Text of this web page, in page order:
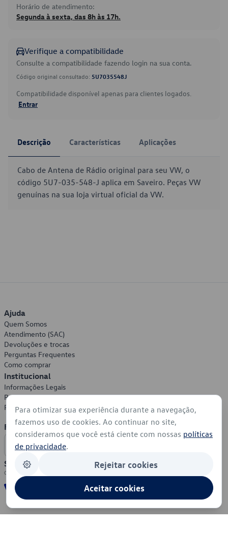
Horário de atendimento:
Segunda à sexta, das 8h às 17h.
Verifique a compatibilidade
Consulte a compatibilidade fazendo login na sua conta.
Código original consultado: 5U7035548J
Compatibilidade disponível apenas para clientes logados.
Entrar
Descrição Características Aplicações
Cabo de Antena de Rádio original para seu VW, o
código 5U7-035-548-J aplica em Saveiro. Peças VW
genuínas na sua loja virtual oficial da VW.
Ajuda
Quem Somos
Atendimento (SAC)
Devoluções e trocas
Perguntas Frequentes
Como comprar
Institucional
Informações Legais
Política de Privacidade
Política de Cookies
Formas de Pagamento
Segurança
Para otimizar sua experiência durante a navegação,
fazemos uso de cookies. Ao continuar no site,
consideramos que você está ciente com nossas políticas
de privacidade.
Rejeitar cookies
Aceitar cookies